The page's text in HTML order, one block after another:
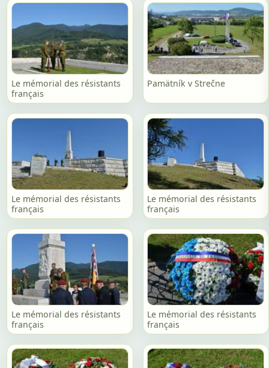
Le mémorial des résistants
français
Pamätník v Strečne
Le mémorial des résistants
français
Le mémorial des résistants
français
Le mémorial des résistants
français
Le mémorial des résistants
français